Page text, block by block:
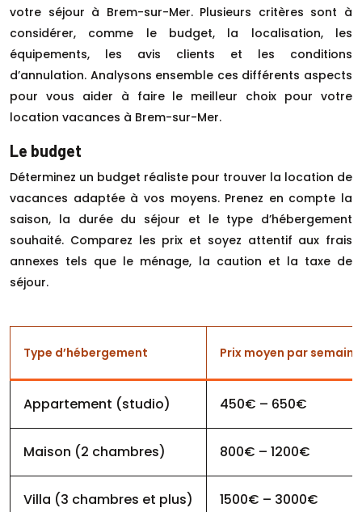
votre séjour à Brem-sur-Mer. Plusieurs critères sont à
considérer, comme le budget, la localisation, les
équipements, les avis clients et les conditions
d’annulation. Analysons ensemble ces différents aspects
pour vous aider à faire le meilleur choix pour votre
location vacances à Brem-sur-Mer.
Le budget
Déterminez un budget réaliste pour trouver la location de
vacances adaptée à vos moyens. Prenez en compte la
saison, la durée du séjour et le type d’hébergement
souhaité. Comparez les prix et soyez attentif aux frais
annexes tels que le ménage, la caution et la taxe de
séjour.
Type d’hébergement Prix moyen par
Appartement (studio) 450€ – 650€
Maison (2 chambres) 800€ – 1200€
Villa (3 chambres et plus) 1500€ – 3000€